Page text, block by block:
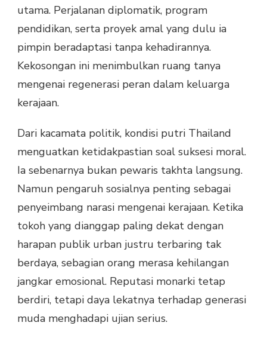
utama. Perjalanan diplomatik, program
pendidikan, serta proyek amal yang dulu ia
pimpin beradaptasi tanpa kehadirannya.
Kekosongan ini menimbulkan ruang tanya
mengenai regenerasi peran dalam keluarga
kerajaan.
Dari kacamata politik, kondisi putri Thailand
menguatkan ketidakpastian soal suksesi moral.
Ia sebenarnya bukan pewaris takhta langsung.
Namun pengaruh sosialnya penting sebagai
penyeimbang narasi mengenai kerajaan. Ketika
tokoh yang dianggap paling dekat dengan
harapan publik urban justru terbaring tak
berdaya, sebagian orang merasa kehilangan
jangkar emosional. Reputasi monarki tetap
berdiri, tetapi daya lekatnya terhadap generasi
muda menghadapi ujian serius.